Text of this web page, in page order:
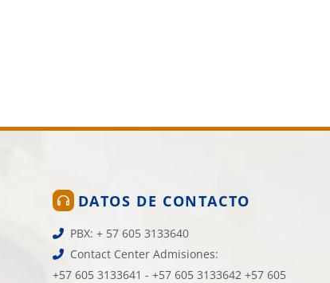
DATOS DE CONTACTO
PBX: + 57 605 3133640
Contact Center Admisiones:
+57 605 3133641 - +57 605 3133642 +57 605